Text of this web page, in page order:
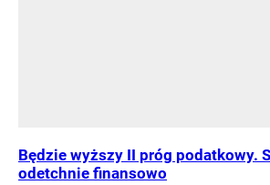
Będzie wyższy II próg podatkowy.
odetchnie finansowo